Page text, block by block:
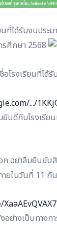
นที่ได้รับงบประ
ารศึกษา 2568
โรงเรียนที่ได้รั
.../
นดีกับโรงเรีย
ก อย่าลืมยืนยัน
ยในวันที่ 11 กั
ย่างเป็นทางก